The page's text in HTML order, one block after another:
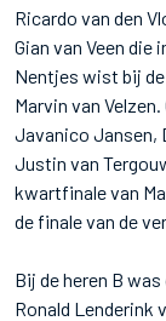
Ricardo van den
Gian van Veen die
Nentjes wist bij
Marvin van
Javanico Jansen,
Justin van
kwartfinale van
de finale van de
Bij de heren B
Ronald Lenderink